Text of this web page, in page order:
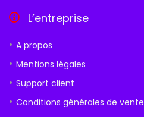
L’entreprise
A propos
Mentions légales
Support client
Conditions générales de vente